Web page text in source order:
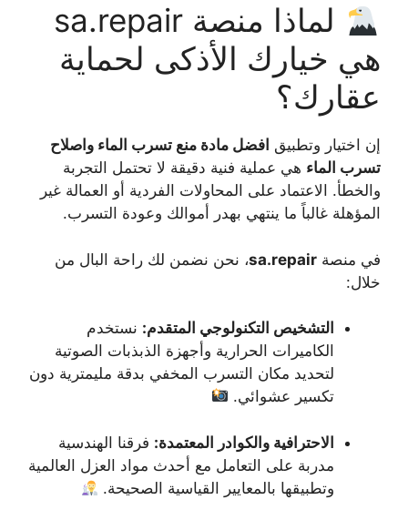
لماذا منصة sa.repair
هي خيارك الأذكى لحماية
عقارك؟
إن اختيار وتطبيق افضل مادة منع تسرب الماء واصلاح
تسرب الماء هي عملية فنية دقيقة لا تحتمل التجربة
والخطأ. الاعتماد على المحاولات الفردية أو العمالة غير
المؤهلة غالباً ما ينتهي بهدر أموالك وعودة التسرب.
في منصة sa.repair، نحن نضمن لك راحة البال من
خلال:
التشخيص التكنولوجي المتقدم: نستخدم
الكاميرات الحرارية وأجهزة الذبذبات الصوتية
لتحديد مكان التسرب المخفي بدقة مليمترية دون
تكسير عشوائي.
الاحترافية والكوادر المعتمدة: فرقنا الهندسية
مدربة على التعامل مع أحدث مواد العزل العالمية
وتطبيقها بالمعايير القياسية الصحيحة.